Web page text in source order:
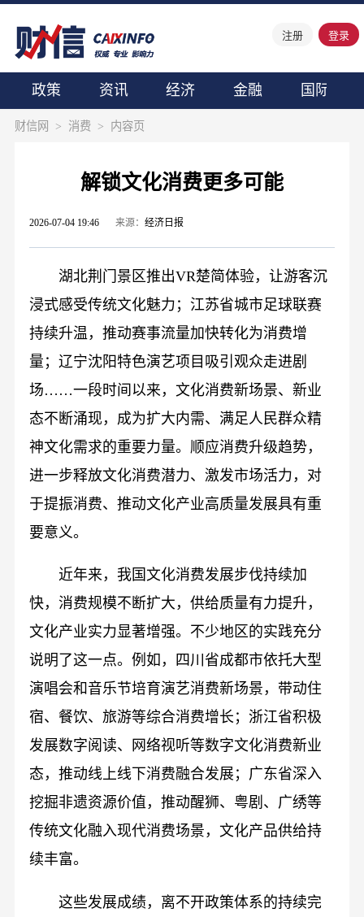
注册 登录
政策 资讯 经济 金融 国际
财信网 > 消费 > 内容页
解锁文化消费更多可能
2026-07-04 19:46 来源： 经济日报
湖北荆门景区推出VR楚简体验，让游客沉
浸式感受传统文化魅力；江苏省城市足球联赛
持续升温，推动赛事流量加快转化为消费增
量；辽宁沈阳特色演艺项目吸引观众走进剧
场……一段时间以来，文化消费新场景、新业
态不断涌现，成为扩大内需、满足人民群众精
神文化需求的重要力量。顺应消费升级趋势，
进一步释放文化消费潜力、激发市场活力，对
于提振消费、推动文化产业高质量发展具有重
要意义。
近年来，我国文化消费发展步伐持续加
快，消费规模不断扩大，供给质量有力提升，
文化产业实力显著增强。不少地区的实践充分
说明了这一点。例如，四川省成都市依托大型
演唱会和音乐节培育演艺消费新场景，带动住
宿、餐饮、旅游等综合消费增长；浙江省积极
发展数字阅读、网络视听等数字文化消费新业
态，推动线上线下消费融合发展；广东省深入
挖掘非遗资源价值，推动醒狮、粤剧、广绣等
传统文化融入现代消费场景，文化产品供给持
续丰富。
这些发展成绩，离不开政策体系的持续完